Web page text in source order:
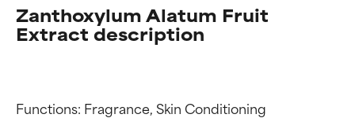
Zanthoxylum Alatum Fruit
Extract description
Functions: Fragrance, Skin Conditioning